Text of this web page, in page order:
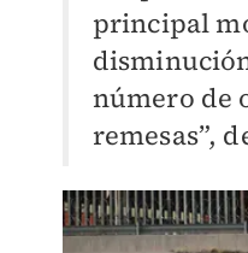
principal
número de
remesas”,